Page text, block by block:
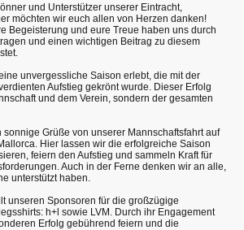
und Unterstützer unserer Eintracht,
möchten wir euch allen von Herzen danken!
Begeisterung und eure Treue haben uns durch
und einen wichtigen Beitrag zu diesem
unvergessliche Saison erlebt, die mit der
Aufstieg gekrönt wurde. Dieser Erfolg
und dem Verein, sondern der gesamten
Grüße von unserer Mannschaftsfahrt auf
Hier lassen wir die erfolgreiche Saison
feiern den Aufstieg und sammeln Kraft für
Auch in der Ferne denken wir an alle,
unterstützt haben.
unseren Sponsoren für die großzügige
h+l sowie LVM. Durch ihr Engagement
Erfolg gebührend feiern und die